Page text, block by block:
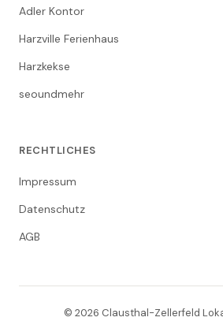
Adler Kontor
Harzville Ferienhaus
Harzkekse
seoundmehr
RECHTLICHES
Impressum
Datenschutz
AGB
© 2026 Clausthal-Zellerfeld